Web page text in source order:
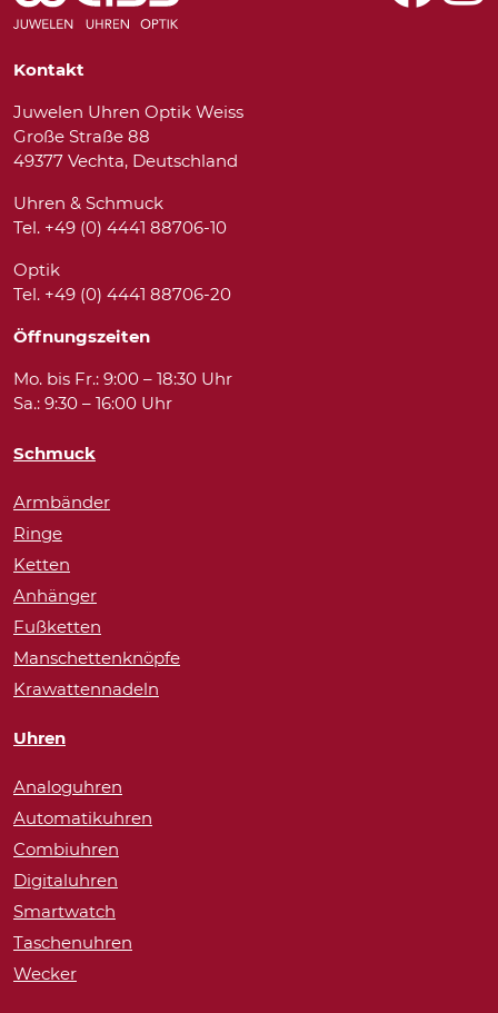
Kontakt
Juwelen Uhren Optik Weiss
Große Straße 88
49377 Vechta, Deutschland
Uhren & Schmuck
Tel. +49 (0) 4441 88706-10
Optik
Tel. +49 (0) 4441 88706-20
Öffnungszeiten
Mo. bis Fr.: 9:00 – 18:30 Uhr
Sa.: 9:30 – 16:00 Uhr
Schmuck
Armbänder
Ringe
Ketten
Anhänger
Fußketten
Manschettenknöpfe
Krawattennadeln
Uhren
Analoguhren
Automatikuhren
Combiuhren
Digitaluhren
Smartwatch
Taschenuhren
Wecker